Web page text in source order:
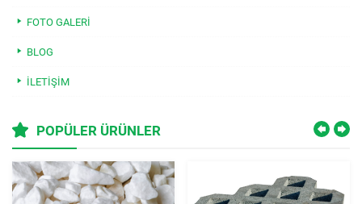
FOTO GALERI
BLOG
İLETIŞIM
POPÜLER ÜRÜNLER